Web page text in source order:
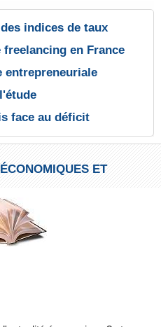
indices de taux
en France
entrepreneuriale
face au déficit
ET